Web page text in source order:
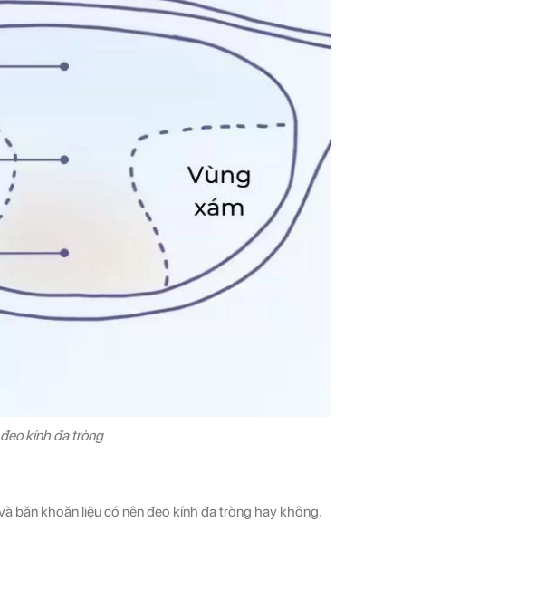
kính đa tròng
băn khoăn liệu có nên đeo kính đa tròng hay không.